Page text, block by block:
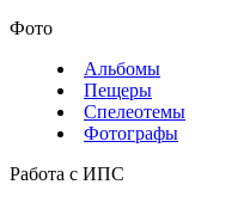
Фото
Альбомы
Пещеры
Спелеотемы
Фотографы
Работа с ИПС